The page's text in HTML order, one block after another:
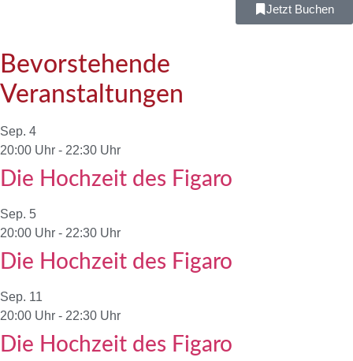
Jetzt Buchen
Bevorstehende
Veranstaltungen
Sep. 4
20:00 Uhr - 22:30 Uhr
Die Hochzeit des Figaro
Sep. 5
20:00 Uhr - 22:30 Uhr
Die Hochzeit des Figaro
Sep. 11
20:00 Uhr - 22:30 Uhr
Die Hochzeit des Figaro